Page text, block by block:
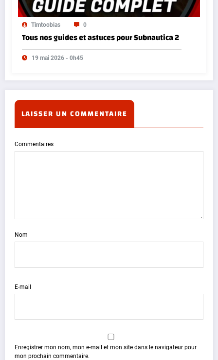
Timtoobias 0
Tous nos guides et astuces pour Subnautica 2
19 mai 2026 - 0h45
LAISSER UN COMMENTAIRE
Commentaires
Nom
E-mail
Enregistrer mon nom, mon e-mail et mon site dans le navigateur pour
mon prochain commentaire.